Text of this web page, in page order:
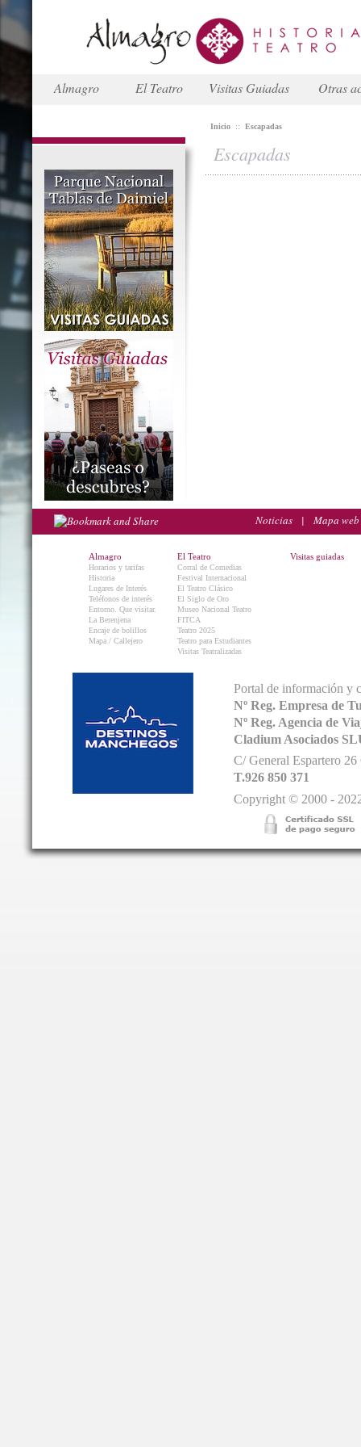
Almagro El Teatro Visitas Guiadas Otras
Inicio :: Escapadas
Escapadas
Noticias | Mapa web
Almagro
Horarios y tarifas
Historia
Lugares de Interés
Teléfonos de interés
Entorno. Que visitar.
La Berenjena
Encaje de bolillos
Mapa / Callejero
El Teatro
Corral de Comedias
Festival Internacional
El Teatro Clásico
El Siglo de Oro
Museo Nacional Teatro
FITCA
Teatro 2025
Teatro para Estudiantes
Visitas Teatralizadas
Visitas guiadas
Portal de información y
Nº Reg. Empresa de
Nº Reg. Agencia de
Cladium Asociados
C/ General Espartero
T.926 850 371
Copyright © 2000 -